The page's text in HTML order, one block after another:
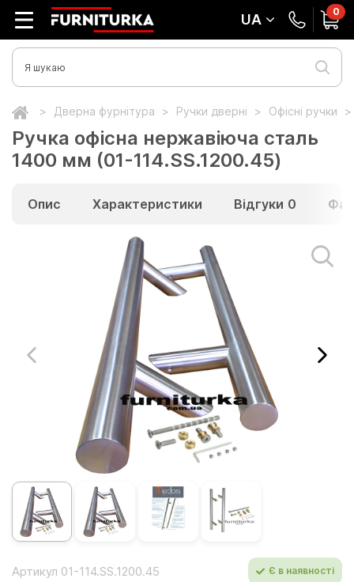
UA 0
Дверна фурнітура Ручки дверні Офісні ручки
Ручка офісна нержавіюча сталь
1400 мм (01-114.SS.1200.45)
Опис Характеристики Відгуки 0
Артикул 01-114.SS.1200.45 Є в наявності